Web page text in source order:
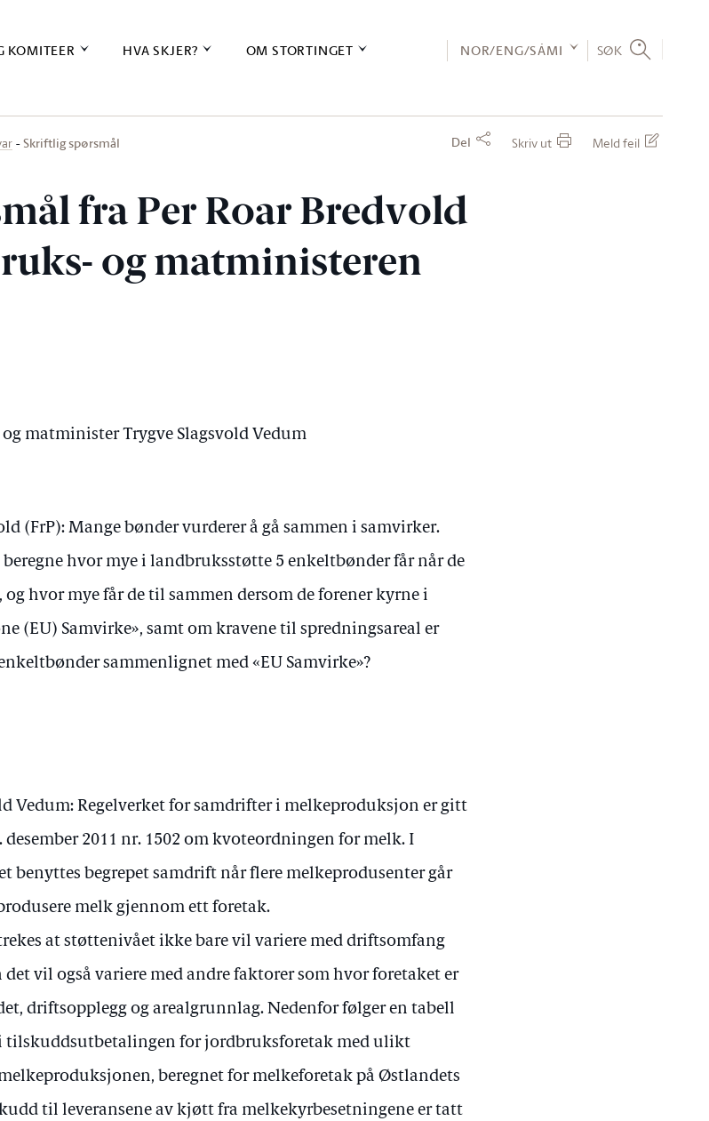
KOMITEER HVA SKJER? OM STORTINGET NOR/ENG/SÁMI SØK
Skriftlig spørsmål Del Skriv ut Meld feil
fra Per Roar Bredvold
og matministeren
matminister Trygve Slagsvold Vedum
(FrP): Mange bønder vurderer å gå sammen i samvirker.
hvor mye i landbruksstøtte 5 enkeltbønder får når de
og hvor mye får de til sammen dersom de forener kyrne i
(EU) Samvirke», samt om kravene til spredningsareal er
sammenlignet med «EU Samvirke»?
Vedum: Regelverket for samdrifter i melkeproduksjon er gitt
2011 nr. 1502 om kvoteordningen for melk. I
benyttes begrepet samdrift når flere melkeprodusenter går
melk gjennom ett foretak.
at støttenivået ikke bare vil variere med driftsomfang
vil også variere med andre faktorer som hvor foretaket er
driftsopplegg og arealgrunnlag. Nedenfor følger en tabell
tilskuddsutbetalingen for jordbruksforetak med ulikt
beregnet for melkeforetak på Østlandets
til leveransene av kjøtt fra melkekyrbesetningene er tatt